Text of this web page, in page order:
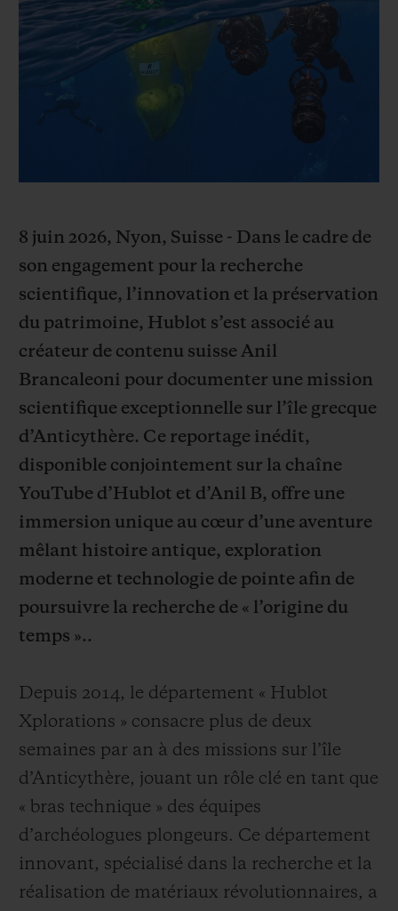
8 juin 2026, Nyon, Suisse - Dans le cadre de
son engagement pour la recherche
scientifique, l’innovation et la préservation
du patrimoine, Hublot s’est associé au
créateur de contenu suisse Anil
Brancaleoni pour documenter une mission
scientifique exceptionnelle sur l’île grecque
d’Anticythère. Ce reportage inédit,
disponible conjointement sur la chaîne
YouTube d’Hublot et d’Anil B, offre une
immersion unique au cœur d’une aventure
mêlant histoire antique, exploration
moderne et technologie de pointe afin de
poursuivre la recherche de « l’origine du
temps »..
Depuis 2014, le département « Hublot
Xplorations » consacre plus de deux
semaines par an à des missions sur l’île
d’Anticythère, jouant un rôle clé en tant que
« bras technique » des équipes
d’archéologues plongeurs. Ce département
innovant, spécialisé dans la recherche et la
réalisation de matériaux révolutionnaires, a
COLORED CERAMIC
PEACH CERAMIC
SPIRIT OF BIG
LIVRAISON ET RETOURS GRATUITS
PAIEMENT SÉCURISÉ
NOUS CONTACTER